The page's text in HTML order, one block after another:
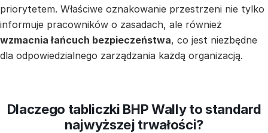
priorytetem. Właściwe oznakowanie przestrzeni nie tylko
informuje pracowników o zasadach, ale również
wzmacnia łańcuch bezpieczeństwa, co jest niezbędne
dla odpowiedzialnego zarządzania każdą organizacją.
Dlaczego tabliczki BHP Wally to standard
najwyższej trwałości?